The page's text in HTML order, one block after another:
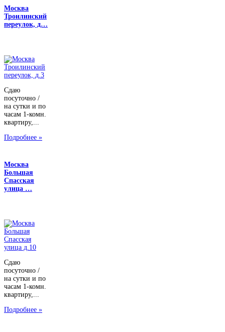
Москва
Троилинский
переулок, д…
Сдаю
посуточно /
на сутки и по
часам 1-комн.
квартиру,...
Подробнее »
Москва
Большая
Спасская
улица …
Сдаю
посуточно /
на сутки и по
часам 1-комн.
квартиру,...
Подробнее »